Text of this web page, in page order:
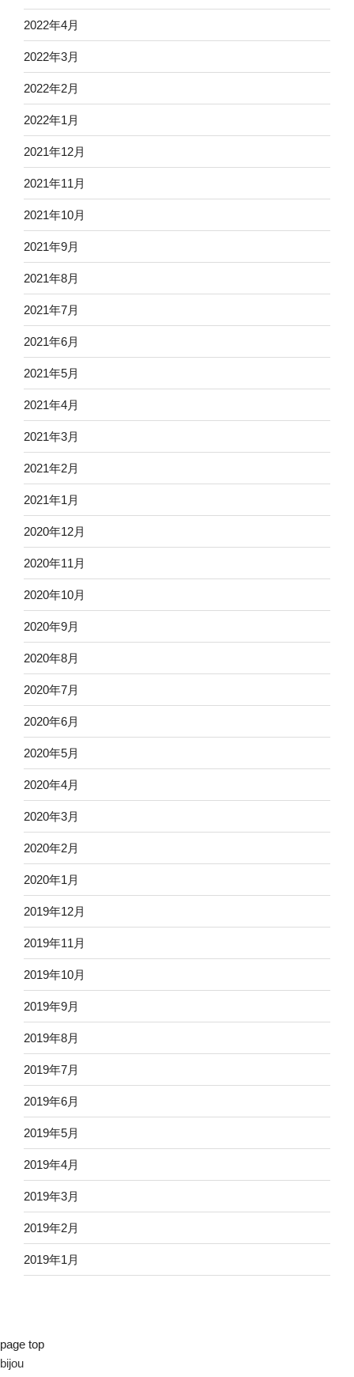
2022年4月
2022年3月
2022年2月
2022年1月
2021年12月
2021年11月
2021年10月
2021年9月
2021年8月
2021年7月
2021年6月
2021年5月
2021年4月
2021年3月
2021年2月
2021年1月
2020年12月
2020年11月
2020年10月
2020年9月
2020年8月
2020年7月
2020年6月
2020年5月
2020年4月
2020年3月
2020年2月
2020年1月
2019年12月
2019年11月
2019年10月
2019年9月
2019年8月
2019年7月
2019年6月
2019年5月
2019年4月
2019年3月
2019年2月
2019年1月
page top
bijou